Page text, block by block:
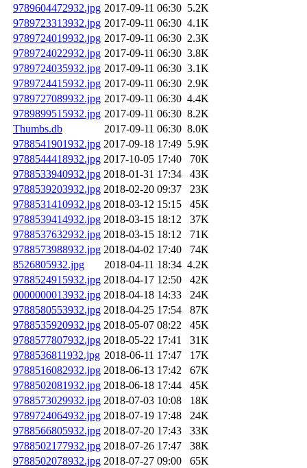
9789604472932.jpg 2017-09-11 06:30 5.2K
9789723313932.jpg 2017-09-11 06:30 4.1K
9789724019932.jpg 2017-09-11 06:30 2.3K
9789724022932.jpg 2017-09-11 06:30 3.8K
9789724035932.jpg 2017-09-11 06:30 3.1K
9789724415932.jpg 2017-09-11 06:30 2.9K
9789727089932.jpg 2017-09-11 06:30 4.4K
9789899515932.jpg 2017-09-11 06:30 8.2K
Thumbs.db
2017-09-11 06:30 8.0K
9788541901932.jpg 2017-09-18 17:49 5.9K
9788544418932.jpg 2017-10-05 17:40
70K
9788533940932.jpg 2018-01-31 17:34
43K
9788539203932.jpg 2018-02-20 09:37
23K
9788531410932.jpg 2018-03-12 15:15
45K
9788539414932.jpg 2018-03-15 18:12
37K
9788537632932.jpg 2018-03-15 18:12
71K
9788573988932.jpg 2018-04-02 17:40
74K
8526805932.jpg
2018-04-11 18:34 4.2K
9788524915932.jpg 2018-04-17 12:50
42K
0000000013932.jpg 2018-04-18 14:33
24K
9788580553932.jpg 2018-04-25 17:54
87K
9788535920932.jpg 2018-05-07 08:22
45K
9788577807932.jpg 2018-05-22 17:41
31K
9788536811932.jpg 2018-06-11 17:47
17K
9788516082932.jpg 2018-06-13 17:42
67K
9788502081932.jpg 2018-06-18 17:44
45K
9788573029932.jpg 2018-07-03 10:08
18K
9789724064932.jpg 2018-07-19 17:48
24K
9788566805932.jpg 2018-07-20 17:43
33K
9788502177932.jpg 2018-07-26 17:47
38K
9788502078932.jpg 2018-07-27 09:00
65K